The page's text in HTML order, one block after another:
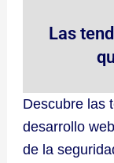
Las
Descubre las
desarrollo
de la